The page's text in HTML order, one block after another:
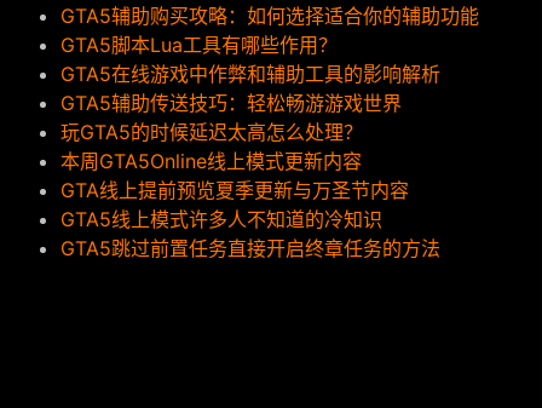
GTA5辅助购买攻略：如何选择适合你的辅助功能
GTA5脚本Lua工具有哪些作用？
GTA5在线游戏中作弊和辅助工具的影响解析
GTA5辅助传送技巧：轻松畅游游戏世界
玩GTA5的时候延迟太高怎么处理？
本周GTA5Online线上模式更新内容
GTA线上提前预览夏季更新与万圣节内容
GTA5线上模式许多人不知道的冷知识
GTA5跳过前置任务直接开启终章任务的方法